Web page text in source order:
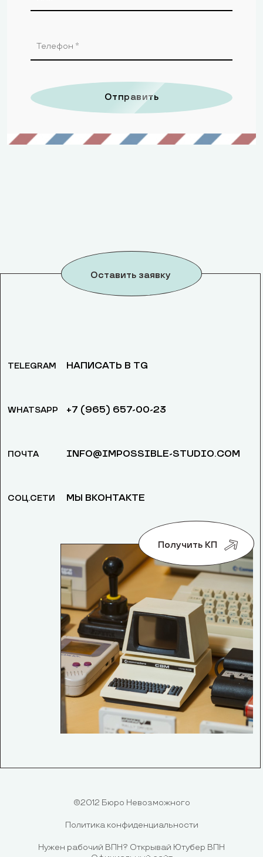
Отправить
Оставить заявку
TELEGRAM
WHATSAPP
ПОЧТА
СОЦ.СЕТИ
НАПИСАТЬ В TG
+7 (965) 657-00-23
INFO@IMPOSSIBLE-STUDIO.COM
МЫ ВКОНТАКТЕ
Получить КП
©2012 Бюро Невозможного
Политика конфиденциальности
Нужен рабочий ВПН? Открывай Ютубер ВПН